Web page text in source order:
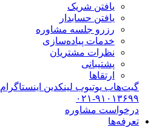
یافتن شریک
یافتن حسابدار
رزرو جلسه مشاوره
خدمات پیاده‌سازی
نظرات مشتریان
پشتیبانی
ارتقاها
گیت‌هاب یوتیوب لینکدین اینستاگرام
۰۲۱-۹۱۰۱۳۶۹۹
درخواست مشاوره
تعرفه‌ها